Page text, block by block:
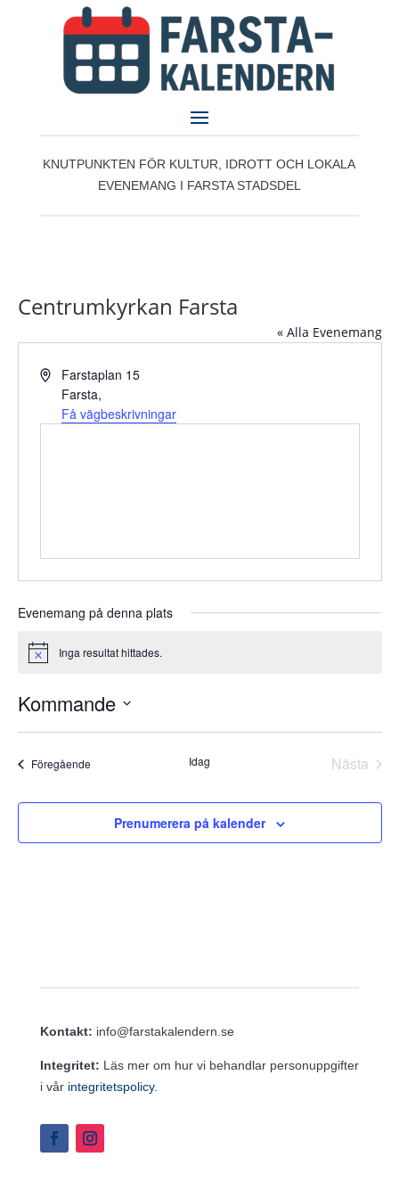
KNUTPUNKTEN FÖR KULTUR, IDROTT OCH LOKALA
EVENEMANG I FARSTA STADSDEL
Centrumkyrkan Farsta
« Alla Evenemang
AdressFarstaplan 15
Farsta,
Få vägbeskrivningar
Evenemang på denna plats
Notice Inga resultat hittades.
Kommande
FöregåendeEvenemang Idag
Nästa
Prenumerera på kalender
Kontakt: info@farstakalendern.se
Integritet: Läs mer om hur vi behandlar personuppgifter
i vår integritetspolicy.